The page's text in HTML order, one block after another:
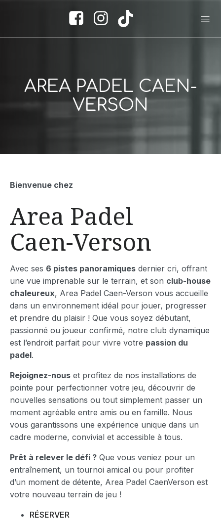
AREA PADEL CAEN-
VERSON
Bienvenue chez
Area Padel
Caen-Verson
Avec ses 6 pistes panoramiques dernier cri, offrant
une vue imprenable sur le terrain, et son club-house
chaleureux, Area Padel Caen-Verson vous accueille
dans un environnement idéal pour jouer, progresser
et prendre du plaisir ! Que vous soyez débutant,
passionné ou joueur confirmé, notre club dynamique
est l’endroit parfait pour vivre votre passion du
padel.
Rejoignez-nous et profitez de nos installations de
pointe pour perfectionner votre jeu, découvrir de
nouvelles sensations ou tout simplement passer un
moment agréable entre amis ou en famille. Nous
vous garantissons une expérience unique dans un
cadre moderne, convivial et accessible à tous.
Prêt à relever le défi ? Que vous veniez pour un
entraînement, un tournoi amical ou pour profiter
d’un moment de détente, Area Padel CaenVerson est
votre nouveau terrain de jeu !
RÉSERVER